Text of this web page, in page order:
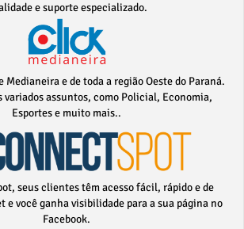
e suporte especializado.
Medianeira e de toda a região Oeste do Paraná.
variados assuntos, como Policial, Economia,
Esportes e muito mais..
seus clientes têm acesso fácil, rápido e de
e você ganha visibilidade para a sua página no
Facebook.